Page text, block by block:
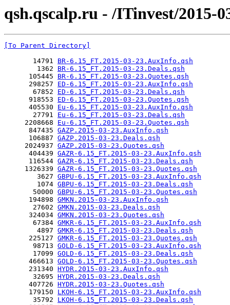
qsh.qscalp.ru - /ITinvest/2015-
[To Parent Directory]
       14791
BR-6.15_FT.2015-03-23.AuxInfo.qsh
        1362
BR-6.15_FT.2015-03-23.Deals.qsh
      105445
BR-6.15_FT.2015-03-23.Quotes.qsh
      298257
ED-6.15_FT.2015-03-23.AuxInfo.qsh
       67852
ED-6.15_FT.2015-03-23.Deals.qsh
      918553
ED-6.15_FT.2015-03-23.Quotes.qsh
      405530
Eu-6.15_FT.2015-03-23.AuxInfo.qsh
       27791
Eu-6.15_FT.2015-03-23.Deals.qsh
     2208668
Eu-6.15_FT.2015-03-23.Quotes.qsh
      847435
GAZP.2015-03-23.AuxInfo.qsh
      106887
GAZP.2015-03-23.Deals.qsh
     2024937
GAZP.2015-03-23.Quotes.qsh
      404439
GAZR-6.15_FT.2015-03-23.AuxInfo.qsh
      116544
GAZR-6.15_FT.2015-03-23.Deals.qsh
     1326339
GAZR-6.15_FT.2015-03-23.Quotes.qsh
        3627
GBPU-6.15_FT.2015-03-23.AuxInfo.qsh
        1074
GBPU-6.15_FT.2015-03-23.Deals.qsh
       50000
GBPU-6.15_FT.2015-03-23.Quotes.qsh
      194898
GMKN.2015-03-23.AuxInfo.qsh
       27602
GMKN.2015-03-23.Deals.qsh
      324034
GMKN.2015-03-23.Quotes.qsh
       67384
GMKR-6.15_FT.2015-03-23.AuxInfo.qsh
        4897
GMKR-6.15_FT.2015-03-23.Deals.qsh
      225127
GMKR-6.15_FT.2015-03-23.Quotes.qsh
       98713
GOLD-6.15_FT.2015-03-23.AuxInfo.qsh
       17099
GOLD-6.15_FT.2015-03-23.Deals.qsh
      466613
GOLD-6.15_FT.2015-03-23.Quotes.qsh
      231340
HYDR.2015-03-23.AuxInfo.qsh
       32695
HYDR.2015-03-23.Deals.qsh
      407726
HYDR.2015-03-23.Quotes.qsh
      179150
LKOH-6.15_FT.2015-03-23.AuxInfo.qsh
       35792
LKOH-6.15_FT.2015-03-23.Deals.qsh